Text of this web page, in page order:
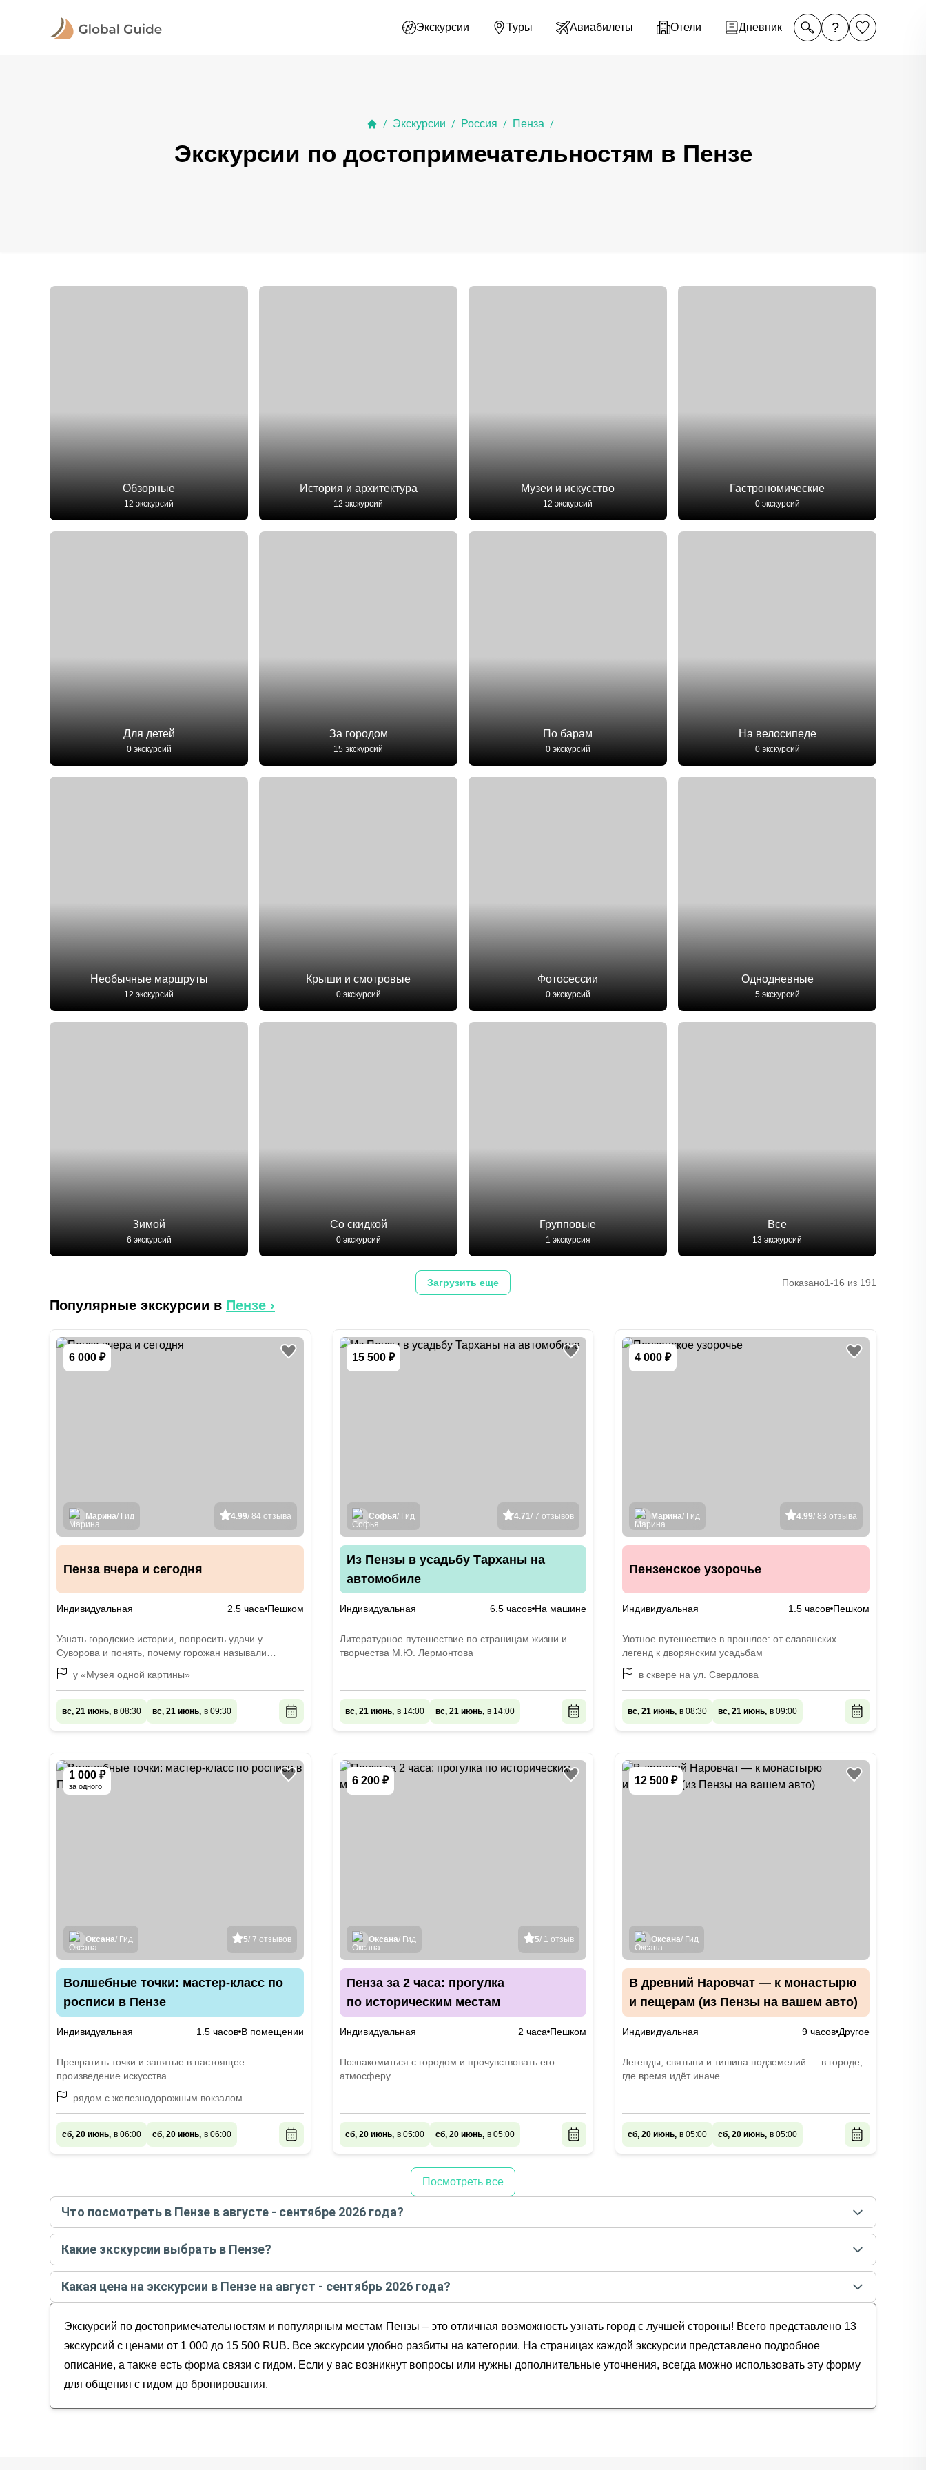
Экскурсии Туры Авиабилеты Отели Дневник ?
/ Экскурсии / Россия / Пенза /
Экскурсии по достопримечательностям в Пензе
Обзорные
12 экскурсий
История и архитектура
12 экскурсий
Музеи и искусство
12 экскурсий
Гастрономические
0 экскурсий
Для детей
0 экскурсий
За городом
15 экскурсий
По барам
0 экскурсий
На велосипеде
0 экскурсий
Необычные маршруты
12 экскурсий
Крыши и смотровые
0 экскурсий
Фотосессии
0 экскурсий
Однодневные
5 экскурсий
Зимой
6 экскурсий
Со скидкой
0 экскурсий
Групповые
1 экскурсия
Все
13 экскурсий
Загрузить еще Показано1-16 из 191
Популярные экскурсии в Пензе ›
6 000 ₽
4.99/ 84 отзыва
Марина/ Гид
Пенза вчера и сегодня
Индивидуальная 2.5 часа Пешком
Узнать городские истории, попросить удачи у
Суворова и понять, почему горожан называли
толстопятыми
у «Музея одной картины»
вс, 21 июнь, в 08:30 вс, 21 июнь, в 09:30
15 500 ₽
4.71/ 7 отзывов
Софья/ Гид
Из Пензы в усадьбу Тарханы на
автомобиле
Индивидуальная 6.5 часов На машине
Литературное путешествие по страницам жизни и
творчества М.Ю. Лермонтова
вс, 21 июнь, в 14:00 вс, 21 июнь, в 14:00
4 000 ₽
4.99/ 83 отзыва
Марина/ Гид
Пензенское узорочье
Индивидуальная 1.5 часов Пешком
Уютное путешествие в прошлое: от славянских
легенд к дворянским усадьбам
в сквере на ул. Свердлова
вс, 21 июнь, в 08:30 вс, 21 июнь, в 09:00
1 000 ₽
за одного
5/ 7 отзывов
Оксана/ Гид
Волшебные точки: мастер-класс по
росписи в Пензе
Индивидуальная 1.5 часов В помещении
Превратить точки и запятые в настоящее
произведение искусства
рядом с железнодорожным вокзалом
сб, 20 июнь, в 06:00 сб, 20 июнь, в 06:00
6 200 ₽
5/ 1 отзыв
Оксана/ Гид
Пенза за 2 часа: прогулка
по историческим местам
Индивидуальная 2 часа Пешком
Познакомиться с городом и прочувствовать его
атмосферу
сб, 20 июнь, в 05:00 сб, 20 июнь, в 05:00
12 500 ₽
Оксана/ Гид
В древний Наровчат — к монастырю
и пещерам (из Пензы на вашем авто)
Индивидуальная 9 часов Другое
Легенды, святыни и тишина подземелий — в городе,
где время идёт иначе
сб, 20 июнь, в 05:00 сб, 20 июнь, в 05:00
Посмотреть все
Что посмотреть в Пензе в августе - сентябре 2026 года?
Самые популярные местав Пензев августе - сентябре 2026года:
Обзорные
История и архитектура
Музеи и искусство
Гастрономические
Для детей
Какие экскурсии выбрать в Пензе?
Самые популярные экскурсиив Пензев августе - сентябре 2026года:
Пенза вчера и сегодня
Пензенское узорочье
Волшебные точки: мастер-класс по росписи в Пензе
Пенза за 2 часа: прогулка по историческим местам
Какая цена на экскурсии в Пензе на август - сентябрь 2026 года?
Экскурсий по достопримечательностям и популярным местам Пензы – это отличная возможность узнать город с лучшей стороны! Всего представлено 13
экскурсий с ценами от 1 000 до 15 500 RUB. Все экскурсии удобно разбиты на категории. На страницах каждой экскурсии представлено подробное
описание, а также есть форма связи с гидом. Если у вас возникнут вопросы или нужны дополнительные уточнения, всегда можно использовать эту форму
для общения с гидом до бронирования.